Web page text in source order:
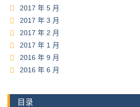
2017 年 5 月
2017 年 3 月
2017 年 2 月
2017 年 1 月
2016 年 9 月
2016 年 6 月
目录